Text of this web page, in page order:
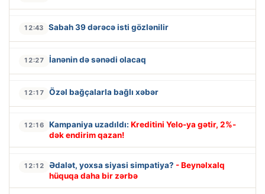
12:43 Sabah 39 dərəcə isti gözlənilir
12:27 İanənin də sənədi olacaq
12:17 Özəl bağçalarla bağlı xəbər
12:16 Kampaniya uzadıldı: Kreditini Yelo-ya gətir, 2%-
dək endirim qazan!
12:12 Ədalət, yoxsa siyasi simpatiya? - Beynəlxalq
hüquqa daha bir zərbə